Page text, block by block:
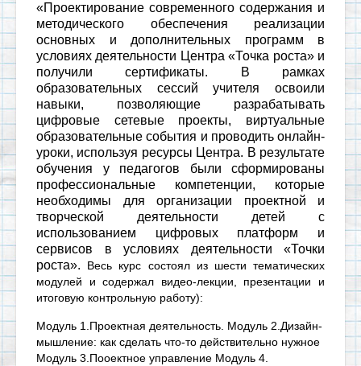
«Проектирование современного содержания и
методического обеспечения реализации
основных и дополнительных программ в
условиях деятельности Центра «Точка роста» и
получили сертификаты. В рамках
образовательных сессий учителя освоили
навыки, позволяющие разрабатывать
цифровые сетевые проекты, виртуальные
образовательные события и проводить онлайн-
уроки, используя ресурсы Центра. В результате
обучения у педагогов были сформированы
профессиональные компетенции, которые
необходимы для организации проектной и
творческой деятельности детей с
использованием цифровых платформ и
сервисов в условиях деятельности «Точки
роста». Весь курс состоял из шести тематических
модулей и содержал видео-лекции, презентации и
итоговую контрольную работу):
Модуль 1.Проектная деятельность. Модуль 2.Дизайн-
мышление: как сделать что-то действительно нужное
Модуль 3.Пооектное управление Модуль 4.